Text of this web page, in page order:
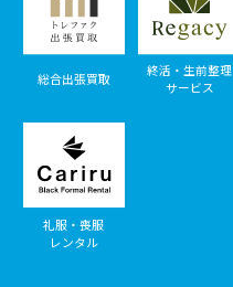
総合出張買取
終活・生前整理
サービス
礼服・喪服
レンタル